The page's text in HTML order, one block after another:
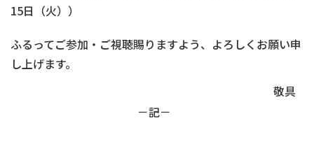
15日（火））
ふるってご参加・ご視聴賜りますよう、よろしくお願い申
し上げます。
敬具
－記－